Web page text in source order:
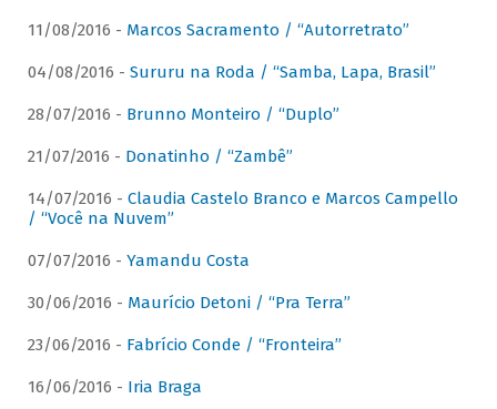
11/08/2016 - Marcos Sacramento / “Autorretrato”
04/08/2016 - Sururu na Roda / “Samba, Lapa, Brasil”
28/07/2016 - Brunno Monteiro / “Duplo”
21/07/2016 - Donatinho / “Zambê”
14/07/2016 - Claudia Castelo Branco e Marcos Campello
/ “Você na Nuvem”
07/07/2016 - Yamandu Costa
30/06/2016 - Maurício Detoni / “Pra Terra”
23/06/2016 - Fabrício Conde / “Fronteira”
16/06/2016 - Iria Braga